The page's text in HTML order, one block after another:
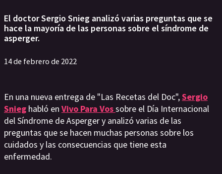
El doctor Sergio Snieg analizó varias preguntas que se
hace la mayoría de las personas sobre el síndrome de
asperger.
14 de febrero de 2022
En una nueva entrega de "Las Recetas del Doc",Sergio
Snieg habló en Vivo Para Vossobre el Día Internacional
del Síndrome de Asperger y analizó varias de las
preguntas que se hacen muchas personas sobre los
cuidados y las consecuencias que tiene esta
enfermedad.